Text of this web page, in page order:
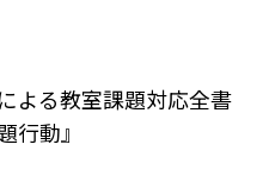
よる教室課題対応全書
行動』